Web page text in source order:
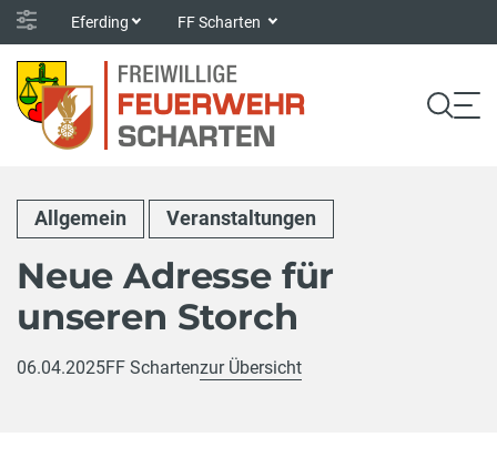
Eferding FF Scharten
Allgemein Veranstaltungen
Neue Adresse für
unseren Storch
06.04.2025FF Schartenzur Übersicht